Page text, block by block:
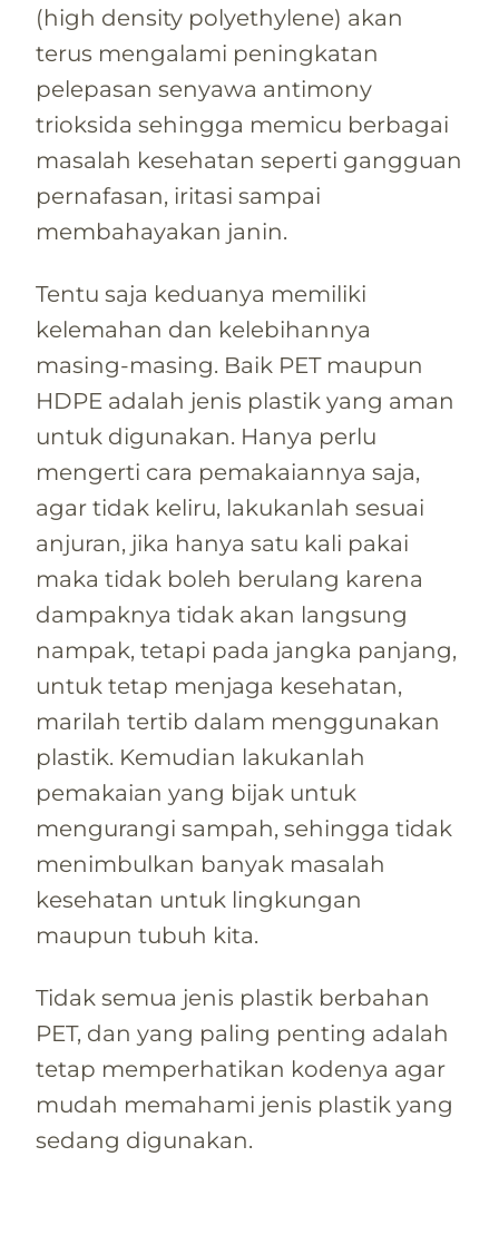
(high density polyethylene) akan
terus mengalami peningkatan
pelepasan senyawa antimony
trioksida sehingga memicu berbagai
masalah kesehatan seperti gangguan
pernafasan, iritasi sampai
membahayakan janin.
Tentu saja keduanya memiliki
kelemahan dan kelebihannya
masing-masing. Baik PET maupun
HDPE adalah jenis plastik yang aman
untuk digunakan. Hanya perlu
mengerti cara pemakaiannya saja,
agar tidak keliru, lakukanlah sesuai
anjuran, jika hanya satu kali pakai
maka tidak boleh berulang karena
dampaknya tidak akan langsung
nampak, tetapi pada jangka panjang,
untuk tetap menjaga kesehatan,
marilah tertib dalam menggunakan
plastik. Kemudian lakukanlah
pemakaian yang bijak untuk
mengurangi sampah, sehingga tidak
menimbulkan banyak masalah
kesehatan untuk lingkungan
maupun tubuh kita.
Tidak semua jenis plastik berbahan
PET, dan yang paling penting adalah
tetap memperhatikan kodenya agar
mudah memahami jenis plastik yang
sedang digunakan.